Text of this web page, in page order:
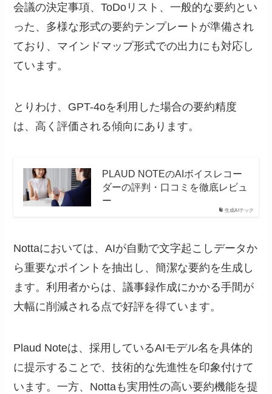
会議の決定事項、ToDoリスト、一般的な要約とい
った、多様な形式の要約テンプレートが準備され
ており、マインドマップ形式での出力にも対応し
ています。
とりわけ、GPT-4oを利用した場合の要約精度
は、高く評価される傾向にあります。
生成AIテック
PLAUD NOTEのAIボイスレコー
ダーの評判・口コミを徹底レビュ
ー
Nottaにおいては、AIが自動で文字起こしデータか
ら重要なポイントを抽出し、簡潔な要約を生成し
ます。利用者からは、議事録作成にかかる手間が
大幅に削減される点で好評を得ています。
Plaud Noteは、採用しているAIモデル名を具体的
に提示することで、技術的な先進性を印象付けて
います。一方、Nottaも実用性の高い要約機能を提